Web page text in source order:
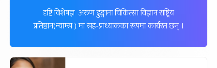
दृष्टि विशेषज्ञ अरुण ढुङ्गाना चिकित्सा विज्ञान राष्ट्रिय
प्रतिष्ठान(न्याम्स ) मा सह-प्राध्याकका रूपमा कार्यरत छन् ।